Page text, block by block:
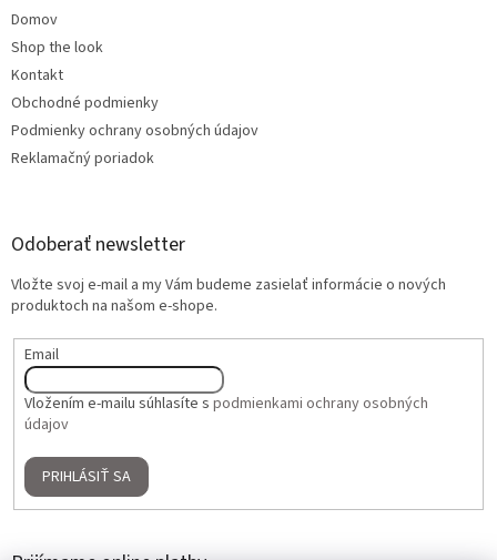
Domov
Shop the look
Kontakt
Obchodné podmienky
Podmienky ochrany osobných údajov
Reklamačný poriadok
Odoberať newsletter
Vložte svoj e-mail a my Vám budeme zasielať informácie o nových
produktoch na našom e-shope.
Email
Vložením e-mailu súhlasíte s podmienkami ochrany osobných
údajov
PRIHLÁSIŤ SA